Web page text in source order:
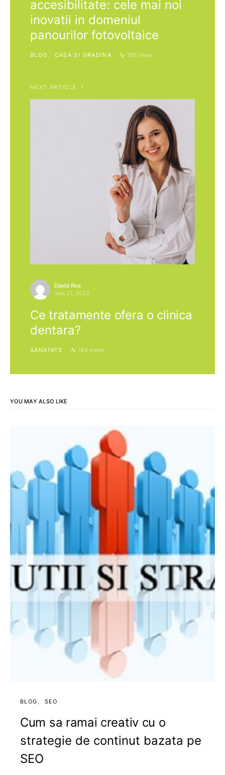
accesibilitate: cele mai noi
inovatii in domeniul
panourilor fotovoltaice
BLOG CASA SI GRADINA 199 views
NEXT ARTICLE
David Rus
iulie 21, 2023
Ce tratamente ofera o clinica
dentara?
SANATATE 184 views
YOU MAY ALSO LIKE
BLOG SEO
Cum sa ramai creativ cu o
strategie de continut bazata pe
SEO